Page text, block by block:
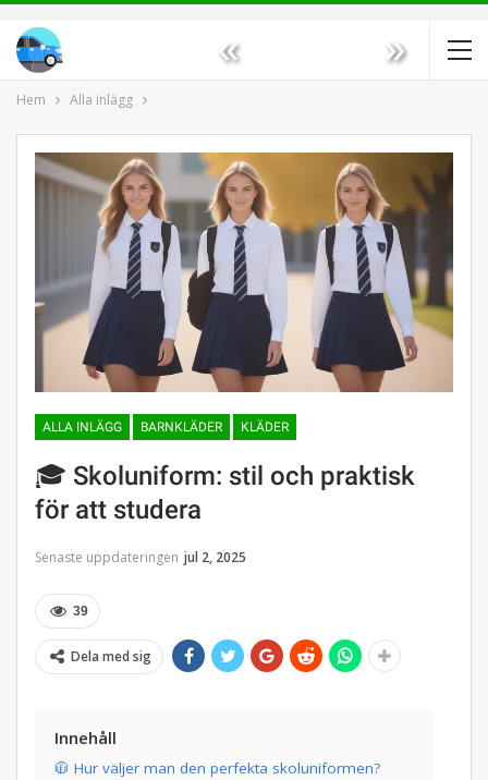
« »
Hem Alla inlägg
ALLA INLÄGG BARNKLÄDER KLÄDER
🎓 Skoluniform: stil och praktisk
för att studera
Senaste uppdateringen jul 2, 2025
39
Dela med sig
Innehåll
🧥 Hur väljer man den perfekta skoluniformen?